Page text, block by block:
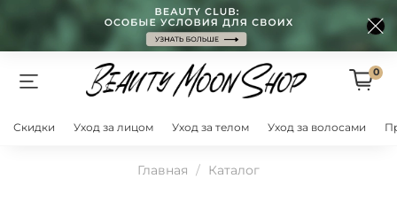
0
Скидки Уход за лицом Уход за телом Уход за волосами
Главная Каталог